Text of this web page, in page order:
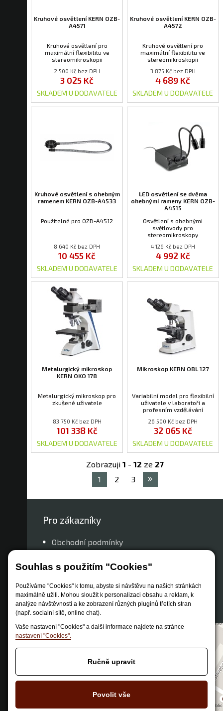
Souhlas s použitím "Cookies"
Používáme "Cookies" k tomu, abyste si návštěvu na našich stránkách
maximálně užili. Mohou sloužit k personalizaci obsahu a reklam, k
analýze návštěvnosti a ke zobrazení různých pluginů třetích stran
(např. socialní sítě, online chat).
Vaše nastavení "Cookies" a další informace najdete na stránce
nastavení "Cookies".
Ručně upravit
Povolit vše
Kruhové osvětlení KERN OZB-
A4571
Kruhové osvětlení pro
maximální flexibilitu ve
stereomikroskopii
2 500 Kč bez DPH
3 025 Kč
SKLADEM U DODAVATELE
Kruhové osvětlení KERN OZB-
A4572
Kruhové osvětlení pro
maximální flexibilitu ve
stereomikroskopii
3 875 Kč bez DPH
4 689 Kč
SKLADEM U DODAVATELE
Kruhové osvětlení s ohebným
ramenem KERN OZB-A4533
Použitelné pro OZB-A4512
8 640 Kč bez DPH
10 455 Kč
SKLADEM U DODAVATELE
LED osvětlení se dvěma
ohebnými rameny KERN OZB-
A4515
Osvětlení s ohebnými
světlovody pro
stereomikroskopy
4 126 Kč bez DPH
4 992 Kč
SKLADEM U DODAVATELE
Metalurgický mikroskop
KERN OKO 178
Metalurgický mikroskop pro
zkušené uživatele
83 750 Kč bez DPH
101 338 Kč
SKLADEM U DODAVATELE
Mikroskop KERN OBL 127
Variabilní model pro flexibilní
uživatele v laboratoři a
profesním vzdělávání
26 500 Kč bez DPH
32 065 Kč
SKLADEM U DODAVATELE
Zobrazuji 1 - 12 ze 27
1
2 3
Pro zákazníky
Obchodní podmínky
Zastoupení značek
Reklamační řád
Nastavení soukromí